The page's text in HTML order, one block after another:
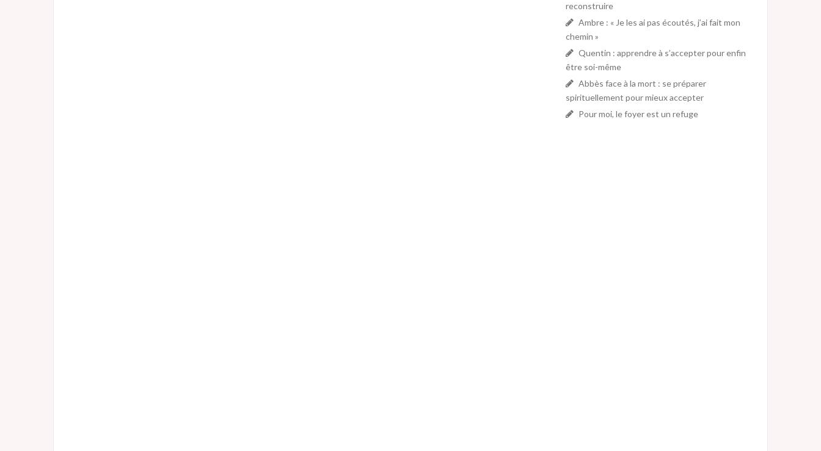
reconstruire
Ambre : « Je les ai pas écoutés, j’ai fait mon
chemin »
Quentin : apprendre à s’accepter pour enfin
être soi-même
Abbès face à la mort : se préparer
spirituellement pour mieux accepter
Pour moi, le foyer est un refuge